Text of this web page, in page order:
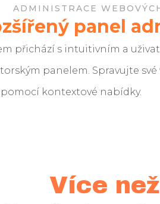
ADMINISTRACE
panel
přichází s intuitivním a
panelem. Spravujte
kontextové nabídky.
Více